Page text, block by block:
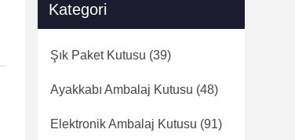
Kategori
Şık Paket Kutusu (39)
Ayakkabı Ambalaj Kutusu (48)
Elektronik Ambalaj Kutusu (91)